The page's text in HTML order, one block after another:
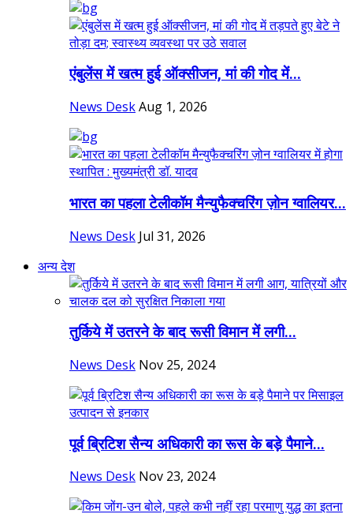
एंबुलेंस में खत्म हुई ऑक्सीजन, मां की गोद में...
News DeskAug 1, 2026
भारत का पहला टेलीकॉम मैन्युफैक्चरिंग ज़ोन ग्वालियर...
News Desk Jul 31, 2026
अन्य देश
तुर्किये में उतरने के बाद रूसी विमान में लगी...
News Desk Nov 25, 2024
पूर्व ब्रिटिश सैन्य अधिकारी का रूस के बड़े पैमाने...
News Desk Nov 23, 2024